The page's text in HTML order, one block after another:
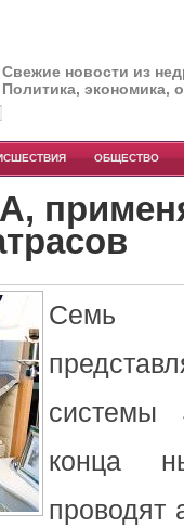
Свежие новости из
Политика, экономика,
ОБЩЕСТВО
системы
конца
проводят